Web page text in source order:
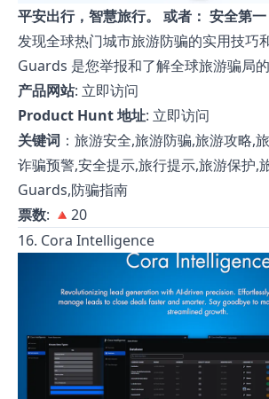
平安出行，智慧旅行。 或者： 安全第一
发现全球热门城市旅游防骗的实用技巧
Guards 是您举报和了解全球旅游骗局的
产品网站: 立即访问
Product Hunt 地址: 立即访问
关键词 ：旅游安全,旅游防骗,旅游攻略,
诈骗预警,安全提示,旅行提示,旅游保护,
Guards,防骗指南
票数: 🔺20
16. Cora Intelligence